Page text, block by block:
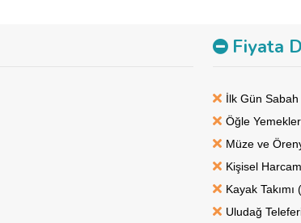
Havuz başında mangalda sucuk-ekmek ve sıcak şarap
Fiyata
İlk Gün Sabah
Öğle
Müze ve
Kişisel
Kayak
Uludağ